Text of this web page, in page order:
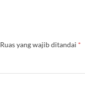
Ruas yang wajib ditandai *